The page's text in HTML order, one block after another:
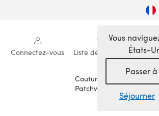
Connectez-vous Liste de souhaits Ma
Couture &
Patchwork
Vous
États-
Passer à
Séjourner